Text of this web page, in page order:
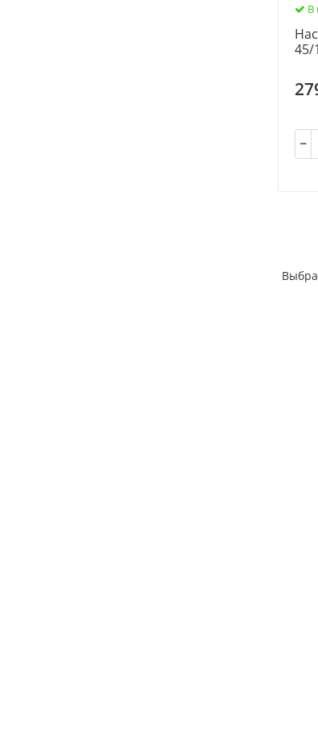
В
45/